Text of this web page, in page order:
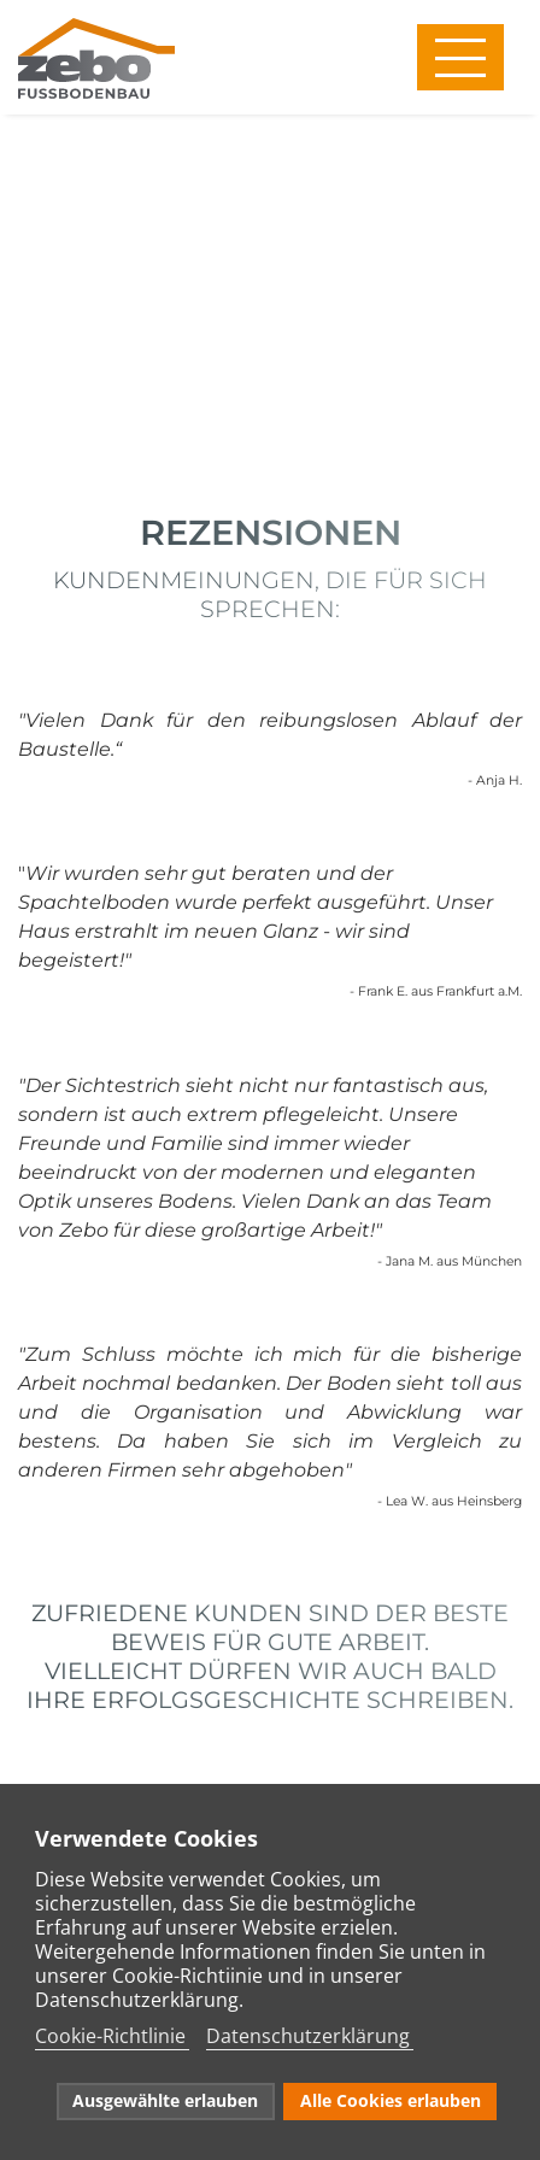
Verwendete Cookies
Diese Website verwendet Cookies, um
sicherzustellen, dass Sie die bestmögliche
Erfahrung auf unserer Website erzielen.
Weitergehende Informationen finden Sie unten in
unserer Cookie-Richtiinie und in unserer
Datenschutzerklärung.
Cookie-Richtlinie
Datenschutzerklärung
Ausgewählte erlauben Alle Cookies erlauben
REZENSIONEN
KUNDENMEINUNGEN, DIE FÜR SICH
SPRECHEN:
"Vielen Dank für den reibungslosen Ablauf der
Baustelle.“
- Anja H.
"Wir wurden sehr gut beraten und der
Spachtelboden wurde perfekt ausgeführt. Unser
Haus erstrahlt im neuen Glanz - wir sind
begeistert!"
- Frank E. aus Frankfurt a.M.
"Der Sichtestrich sieht nicht nur fantastisch aus,
sondern ist auch extrem pflegeleicht. Unsere
Freunde und Familie sind immer wieder
beeindruckt von der modernen und eleganten
Optik unseres Bodens. Vielen Dank an das Team
von Zebo für diese großartige Arbeit!"
- Jana M. aus München
"Zum Schluss möchte ich mich für die bisherige
Arbeit nochmal bedanken. Der Boden sieht toll aus
und die Organisation und Abwicklung war
bestens. Da haben Sie sich im Vergleich zu
anderen Firmen sehr abgehoben"
- Lea W. aus Heinsberg
ZUFRIEDENE KUNDEN SIND DER BESTE
BEWEIS FÜR GUTE ARBEIT.
VIELLEICHT DÜRFEN WIR AUCH BALD
IHRE ERFOLGSGESCHICHTE SCHREIBEN.
AKTUELLE SEITE: STARTSEITE
UNTERNEHMEN
REZENSIONEN
zeboFUSSBODENBAU GMBH